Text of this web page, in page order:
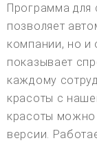
Программа для
позволяет
компании, но и
показывает
каждому
красоты с
красоты можно
версии.